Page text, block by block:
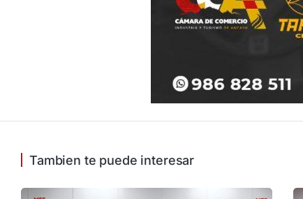
Tambien te puede interesar